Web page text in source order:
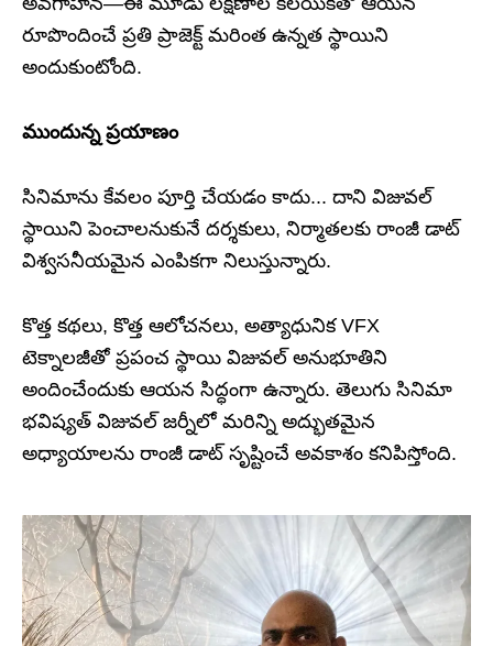
రూపొందించే ప్రతి ప్రాజెక్ట్ మరింత ఉన్నత స్థాయిని
అందుకుంటోంది.
ముందున్న ప్రయాణం
సినిమాను కేవలం పూర్తి చేయడం కాదు... దాని విజువల్
స్థాయిని పెంచాలనుకునే దర్శకులు, నిర్మాతలకు రాంజీ డాట్
విశ్వసనీయమైన ఎంపికగా నిలుస్తున్నారు.
కొత్త కథలు, కొత్త ఆలోచనలు, అత్యాధునిక VFX
టెక్నాలజీతో ప్రపంచ స్థాయి విజువల్ అనుభూతిని
అందించేందుకు ఆయన సిద్ధంగా ఉన్నారు. తెలుగు సినిమా
భవిష్యత్ విజువల్ జర్నీలో మరిన్ని అద్భుతమైన
అధ్యాయాలను రాంజీ డాట్ సృష్టించే అవకాశం కనిపిస్తోంది.